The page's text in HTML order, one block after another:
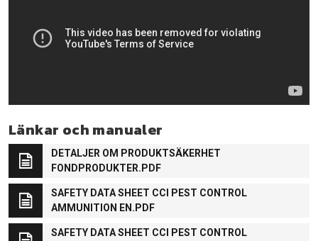
Länkar och manualer
DETALJER OM PRODUKTSÄKERHET
FONDPRODUKTER.PDF
SAFETY DATA SHEET CCI PEST CONTROL
AMMUNITION EN.PDF
SAFETY DATA SHEET CCI PEST CONTROL